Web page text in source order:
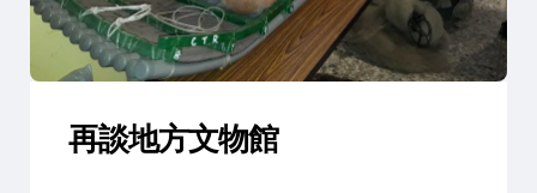
再談地方文物館